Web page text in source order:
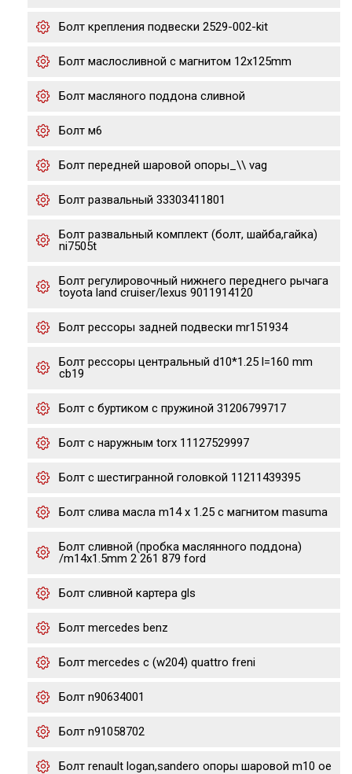
Болт крепления подвески 2529-002-kit
Болт маслосливной с магнитом 12х125mm
Болт масляного поддона сливной
Болт м6
Болт передней шаровой опоры_\\ vag
Болт развальный 33303411801
Болт развальный комплект (болт, шайба,гайка)
ni7505t
Болт регулировочный нижнего переднего рычага
toyota land cruiser/lexus 9011914120
Болт рессоры задней подвески mr151934
Болт рессоры центральный d10*1.25 l=160 mm
cb19
Болт с буртиком с пружиной 31206799717
Болт с наружным torx 11127529997
Болт с шестигранной головкой 11211439395
Болт слива масла m14 x 1.25 с магнитом masuma
Болт сливной (пробка маслянного поддона)
/m14x1.5mm 2 261 879 ford
Болт сливной картера gls
Болт mercedes benz
Болт mercedes c (w204) quattro freni
Болт n90634001
Болт n91058702
Болт renault logan,sandero опоры шаровой m10 oe